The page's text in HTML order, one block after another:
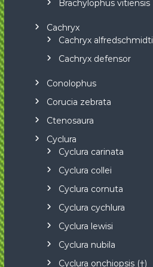
Brachylophus vitiensis
Cachryx
Cachryx alfredschmidti
Cachryx defensor
Conolophus
Corucia zebrata
Ctenosaura
Cyclura
Cyclura carinata
Cyclura collei
Cyclura cornuta
Cyclura cychlura
Cyclura lewisi
Cyclura nubila
Cyclura onchiopsis (†)